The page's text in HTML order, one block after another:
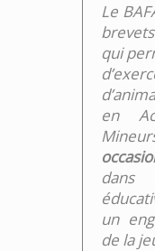
Le
brevets
qui
en
un
de la